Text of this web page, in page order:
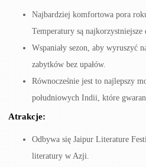
Najbardziej komfortowa pora
Temperatury są najkorzystniejsze
Wspaniały sezon, aby wyruszyć
zabytków bez upałów.
Równocześnie jest to najlepszy
południowych Indii, które
Atrakcje:
Odbywa się Jaipur Literature
literatury w Azji.